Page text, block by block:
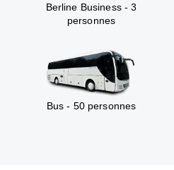
Berline Business - 3
personnes
Bus - 50 personnes